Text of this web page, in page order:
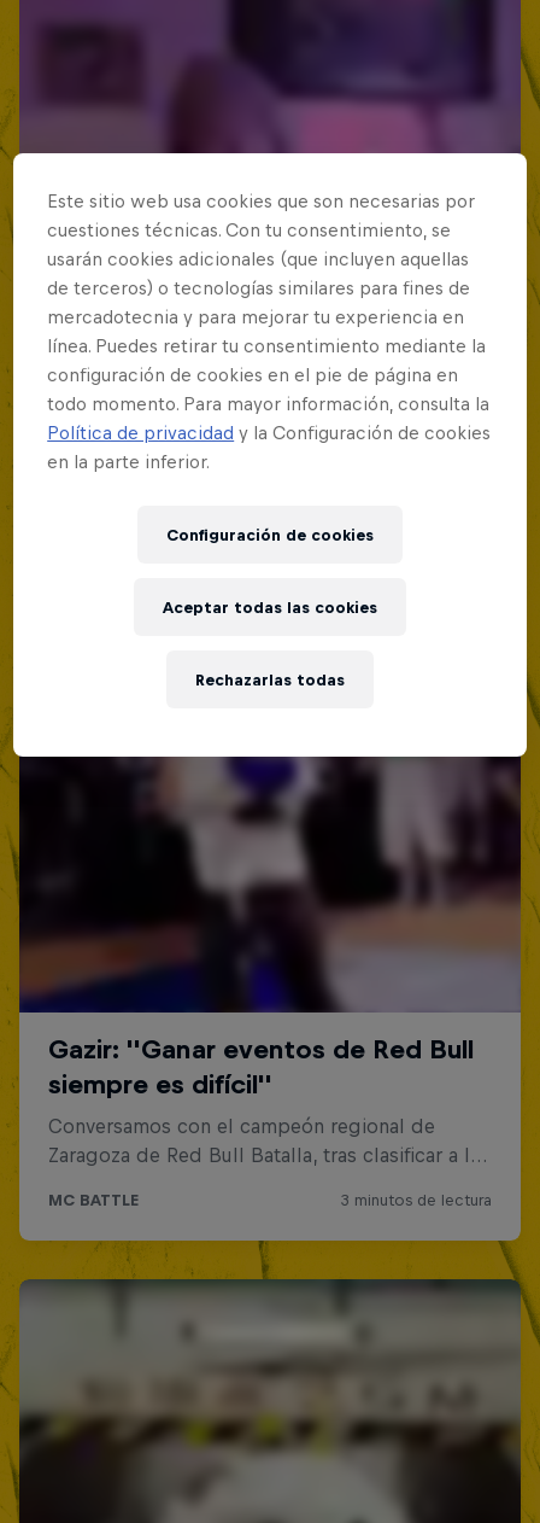
Este sitio web usa cookies que son necesarias por
cuestiones técnicas. Con tu consentimiento, se
usarán cookies adicionales (que incluyen aquellas
de terceros) o tecnologías similares para fines de
mercadotecnia y para mejorar tu experiencia en
línea. Puedes retirar tu consentimiento mediante la
configuración de cookies en el pie de página en
todo momento. Para mayor información, consulta la
Política de privacidad y la Configuración de cookies
en la parte inferior.
Configuración de cookies
Rechazarlas todas
Aceptar todas las cookies